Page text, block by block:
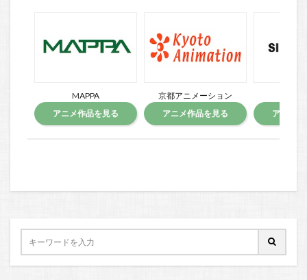
MAPPA
アニメ作品を見る
京都アニメーション
アニメ作品を見る
アニメ